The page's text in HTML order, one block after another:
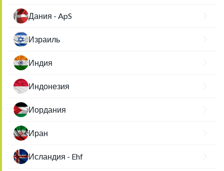
Дания - ApS
Израиль
Индия
Индонезия
Иордания
Иран
Исландия - Ehf